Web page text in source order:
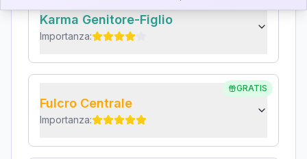
Karma Genitore-Figlio
Importanza:
GRATIS
Fulcro Centrale
Importanza: